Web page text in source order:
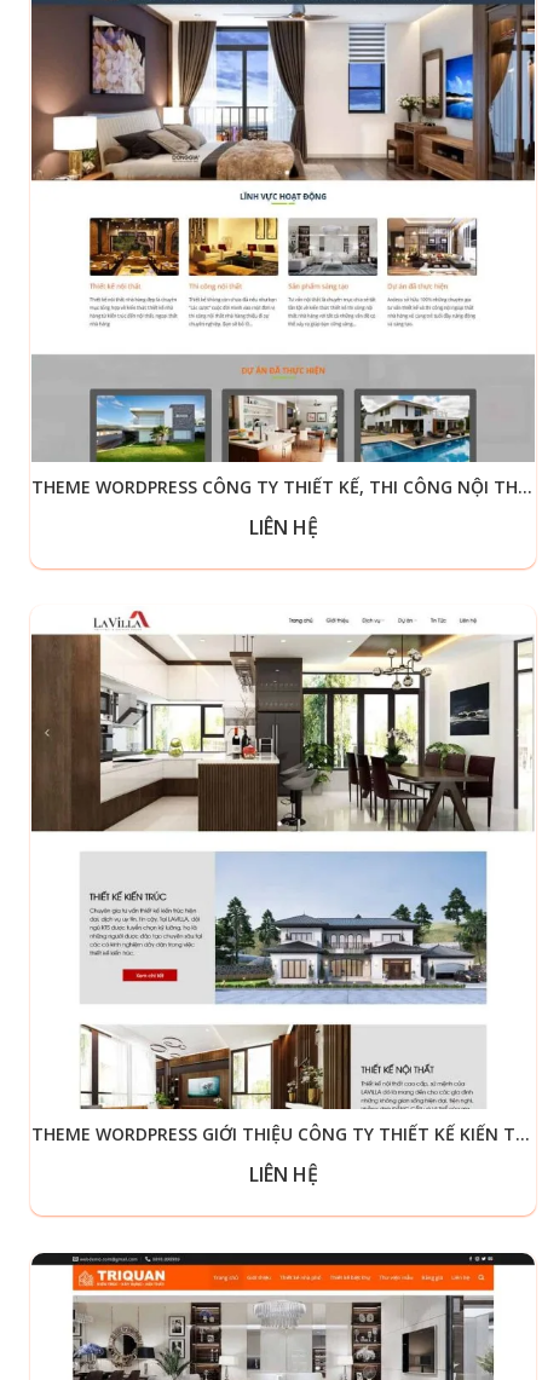
THEME WORDPRESS CÔNG TY THIẾT KẾ, THI CÔNG NỘI THẤT 03
LIÊN HỆ
THEME WORDPRESS GIỚI THIỆU CÔNG TY THIẾT KẾ KIẾN TRÚC, NỘI THẤT GIỐNG AHOME
LIÊN HỆ